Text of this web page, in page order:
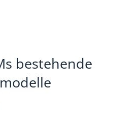
bestehende